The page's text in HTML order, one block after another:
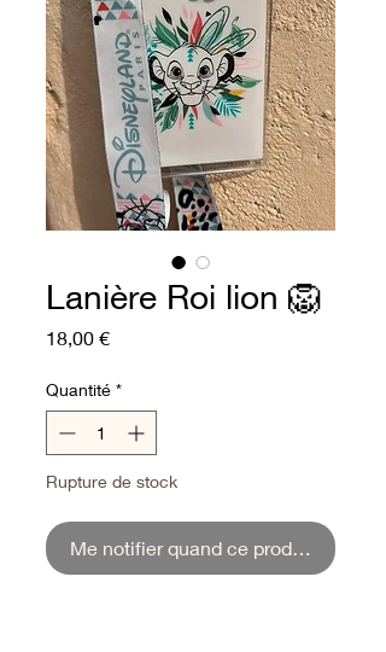
Lanière Roi lion 🦁
18,00 €Prix
Quantité *
Rupture de stock
Me notifier quand ce produit sera de